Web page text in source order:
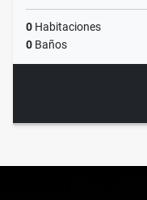
0 Habitaciones
0 Baños